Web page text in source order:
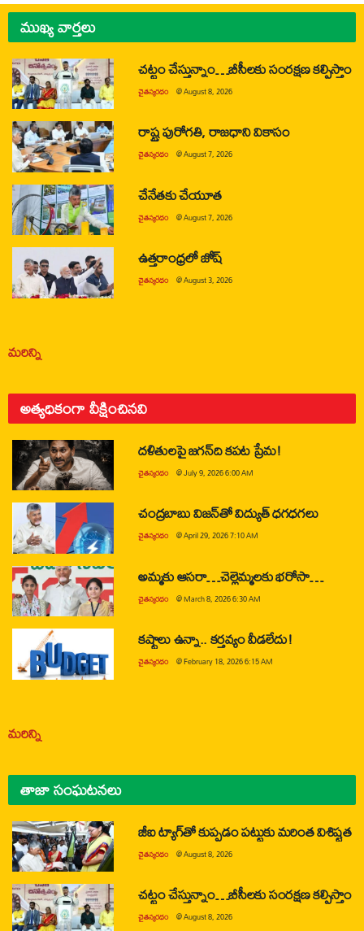
ముఖ్య వార్తలు
చట్టం చేస్తున్నాం…బీసీలకు సంరక్షణ కల్పిస్తాం
చైతన్యరధం @August 8, 2026
రాష్ట్ర పురోగతి, రాజధాని వికాసం
చైతన్యరధం @August 7, 2026
చేనేతకు చేయూత
చైతన్యరధం @August 7, 2026
ఉత్తరాంధ్రలో జోష్
చైతన్యరధం @August 3, 2026
మరిన్ని
అత్యధికంగా వీక్షించినవి
దళితులపై జగన్‌ది కపట ప్రేమ!
చైతన్యరధం @July 9, 2026 6:00 AM
చంద్రబాబు విజన్‌తో విద్యుత్ ధగధగలు
చైతన్యరధం @April 29, 2026 7:10 AM
అమ్మకు ఆసరా…చెల్లెమ్మలకు భరోసా…
చైతన్యరధం @March 8, 2026 6:30 AM
కష్టాలు ఉన్నా.. కర్తవ్యం వీడలేదు!
చైతన్యరధం @February 18, 2026 6:15 AM
మరిన్ని
తాజా సంఘటనలు
జీఐ ట్యాగ్‌తో కుప్పడం పట్టుకు మరింత విశిష్టత
చైతన్యరధం @August 8, 2026
చట్టం చేస్తున్నాం…బీసీలకు సంరక్షణ కల్పిస్తాం
చైతన్యరధం @August 8, 2026